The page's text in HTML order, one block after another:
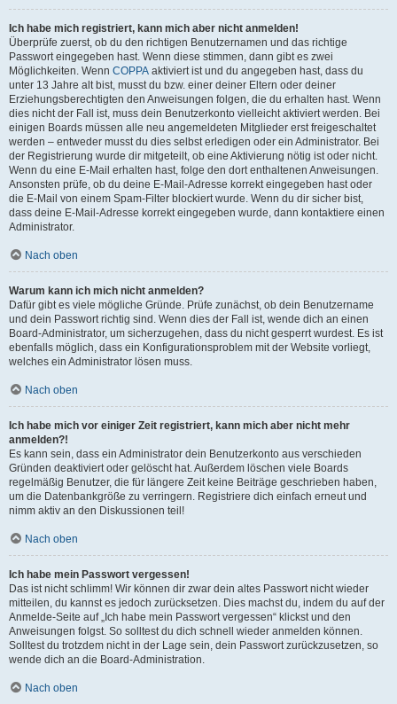
Ich habe mich registriert, kann mich aber nicht anmelden!
Überprüfe zuerst, ob du den richtigen Benutzernamen und das richtige
Passwort eingegeben hast. Wenn diese stimmen, dann gibt es zwei
Möglichkeiten. Wenn COPPA aktiviert ist und du angegeben hast, dass du
unter 13 Jahre alt bist, musst du bzw. einer deiner Eltern oder deiner
Erziehungsberechtigten den Anweisungen folgen, die du erhalten hast. Wenn
dies nicht der Fall ist, muss dein Benutzerkonto vielleicht aktiviert werden. Bei
einigen Boards müssen alle neu angemeldeten Mitglieder erst freigeschaltet
werden – entweder musst du dies selbst erledigen oder ein Administrator. Bei
der Registrierung wurde dir mitgeteilt, ob eine Aktivierung nötig ist oder nicht.
Wenn du eine E-Mail erhalten hast, folge den dort enthaltenen Anweisungen.
Ansonsten prüfe, ob du deine E-Mail-Adresse korrekt eingegeben hast oder
die E-Mail von einem Spam-Filter blockiert wurde. Wenn du dir sicher bist,
dass deine E-Mail-Adresse korrekt eingegeben wurde, dann kontaktiere einen
Administrator.
Nach oben
Warum kann ich mich nicht anmelden?
Dafür gibt es viele mögliche Gründe. Prüfe zunächst, ob dein Benutzername
und dein Passwort richtig sind. Wenn dies der Fall ist, wende dich an einen
Board-Administrator, um sicherzugehen, dass du nicht gesperrt wurdest. Es ist
ebenfalls möglich, dass ein Konfigurationsproblem mit der Website vorliegt,
welches ein Administrator lösen muss.
Nach oben
Ich habe mich vor einiger Zeit registriert, kann mich aber nicht mehr
anmelden?!
Es kann sein, dass ein Administrator dein Benutzerkonto aus verschieden
Gründen deaktiviert oder gelöscht hat. Außerdem löschen viele Boards
regelmäßig Benutzer, die für längere Zeit keine Beiträge geschrieben haben,
um die Datenbankgröße zu verringern. Registriere dich einfach erneut und
nimm aktiv an den Diskussionen teil!
Nach oben
Ich habe mein Passwort vergessen!
Das ist nicht schlimm! Wir können dir zwar dein altes Passwort nicht wieder
mitteilen, du kannst es jedoch zurücksetzen. Dies machst du, indem du auf der
Anmelde-Seite auf „Ich habe mein Passwort vergessen“ klickst und den
Anweisungen folgst. So solltest du dich schnell wieder anmelden können.
Solltest du trotzdem nicht in der Lage sein, dein Passwort zurückzusetzen, so
wende dich an die Board-Administration.
Nach oben